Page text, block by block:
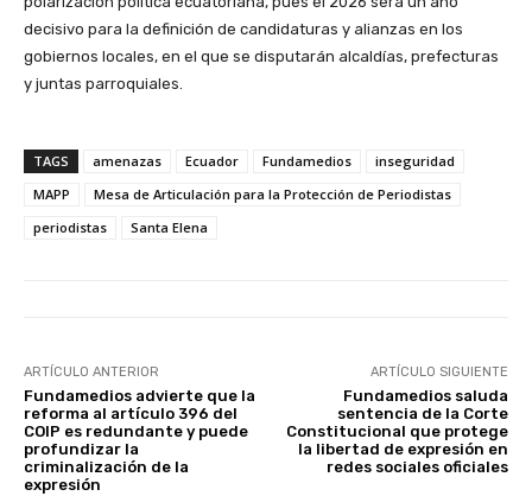
decisivo para la definición de candidaturas y alianzas en los
gobiernos locales, en el que se disputarán alcaldías, prefecturas
y juntas parroquiales.
TAGS amenazas Ecuador Fundamedios
inseguridad
MAPP
Mesa de Articulación para la Protección de Periodistas
periodistas
Santa Elena
ARTÍCULO ANTERIOR
Fundamedios advierte que la
reforma al artículo 396 del
COIP es redundante y puede
profundizar la
criminalización de la
expresión
ARTÍCULO SIGUIENTE
Fundamedios saluda
sentencia de la Corte
Constitucional que protege
la libertad de expresión en
redes sociales oficiales